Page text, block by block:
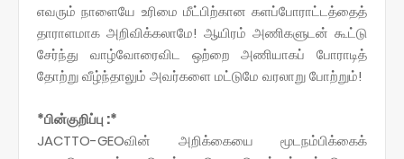
எவரும் நாளையே உரிமை மீட்பிற்கான களப்போராட்டத்தைத்
தாராளமாக அறிவிக்கலாமே! ஆயிரம் அணிகளுடன் கூட்டு
சேர்ந்து வாழ்வோரைவிட ஒற்றை அணியாகப் போராடித்
தோற்று வீழ்ந்தாலும் அவர்களை மட்டுமே வரலாறு போற்றும்!
*பின்குறிப்பு :*
JACTTO-GEOவின் அறிக்கையை மூடநம்பிக்கைக்